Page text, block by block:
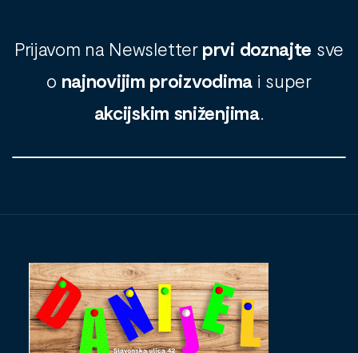
Prijavom na Newsletter prvi doznajte sve
o najnovijim proizvodima i super
akcijskim sniženjima.